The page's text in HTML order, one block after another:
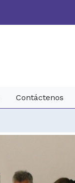
Contáctenos